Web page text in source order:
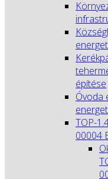
építése
Óvoda
TOP-
00004